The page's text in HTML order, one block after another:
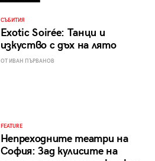
СЪБИТИЯ
Exotic Soirée: Танци и
изкуство с дъх на лято
ОТ ИВАН ПЪРВАНОВ
FEATURE
Непреходните театри на
София: Зад кулисите на